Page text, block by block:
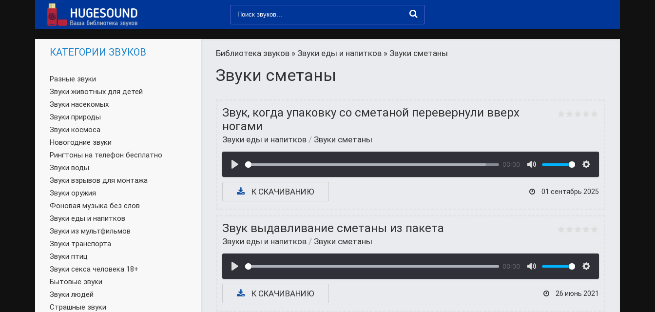
Библиотека звуков » Звуки еды и напитков » Звуки сметаны
Звуки сметаны
Звук, когда упаковку со сметаной перевернули вверх
ногами
Звуки еды и напитков / Звуки сметаны
00:00
К СКАЧИВАНИЮ 01 сентябрь 2025
Звук выдавливание сметаны из пакета
Звуки еды и напитков / Звуки сметаны
00:00
К СКАЧИВАНИЮ 26 июнь 2021
КАТЕГОРИИ ЗВУКОВ
Разные звуки
Звуки животных для детей
Звуки насекомых
Звуки природы
Звуки космоса
Новогодние звуки
Рингтоны на телефон бесплатно
Звуки воды
Звуки взрывов для монтажа
Звуки оружия
Фоновая музыка без слов
Звуки еды и напитков
Звуки из мультфильмов
Звуки транспорта
Звуки птиц
Звуки секса человека 18+
Бытовые звуки
Звуки людей
Страшные звуки